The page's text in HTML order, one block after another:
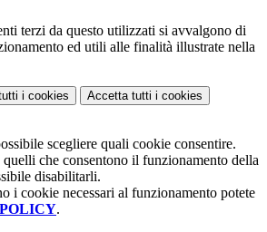
terzi da questo utilizzati si avvalgono di
ed utili alle finalità illustrate nella
i cookies Accetta tutti i cookies
scegliere quali cookie consentire.
che consentono il funzionamento della
disabilitarli.
i cookie necessari al funzionamento potete
.